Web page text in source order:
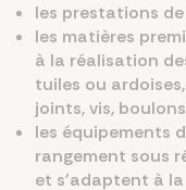
les prestations
les matières
à la réalisation
tuiles ou
joints, vis,
les équipements
rangement sous
et s'adaptent à